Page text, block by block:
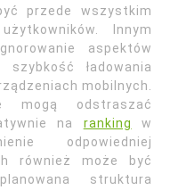
przede wszystkim
Innym
aspektów
ładowania
mobilnych.
mogą odstraszać
na ranking
w
odpowiedniej
również może być
struktura